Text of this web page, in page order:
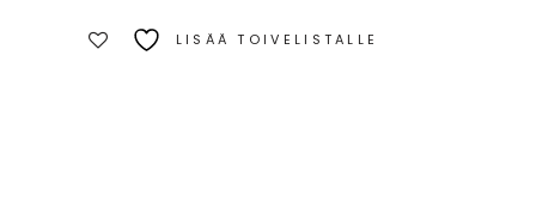
LISÄÄ TOIVELISTALLE